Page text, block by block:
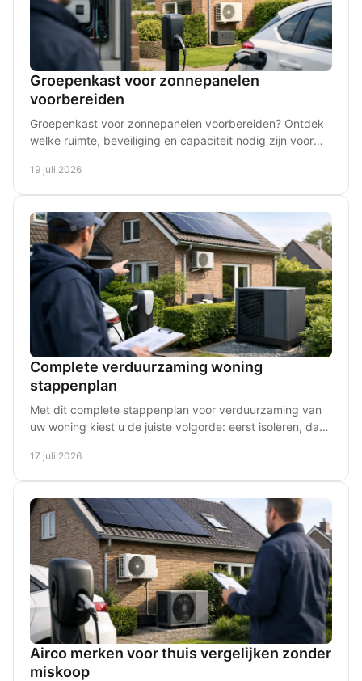
Groepenkast voor zonnepanelen
voorbereiden
Groepenkast voor zonnepanelen voorbereiden? Ontdek
welke ruimte, beveiliging en capaciteit nodig zijn voor
19 juli 2026
Complete verduurzaming woning
stappenplan
Met dit complete stappenplan voor verduurzaming van
uw woning kiest u de juiste volgorde: eerst isoleren, dan
17 juli 2026
Airco merken voor thuis vergelijken zonder
miskoop